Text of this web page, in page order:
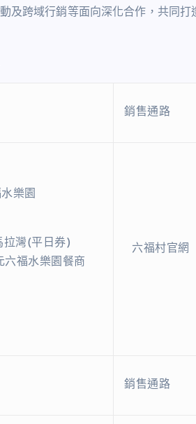
及跨域行銷等面向深化合作，共同
銷售通路
樂園
拉灣(平日券)
六福水樂園餐商
六福村官網
銷售通路